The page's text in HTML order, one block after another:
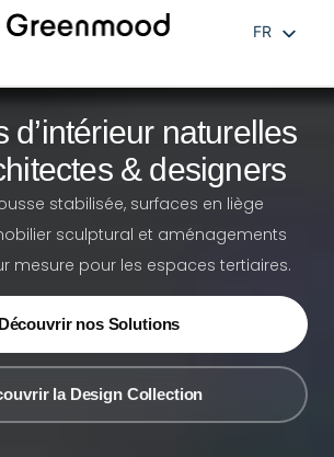
FR
d’intérieur naturelles
& designers
stabilisée, surfaces en liège
sculptural et aménagements
mesure pour les espaces tertiaires.
Découvrir nos Solutions
la Design Collection